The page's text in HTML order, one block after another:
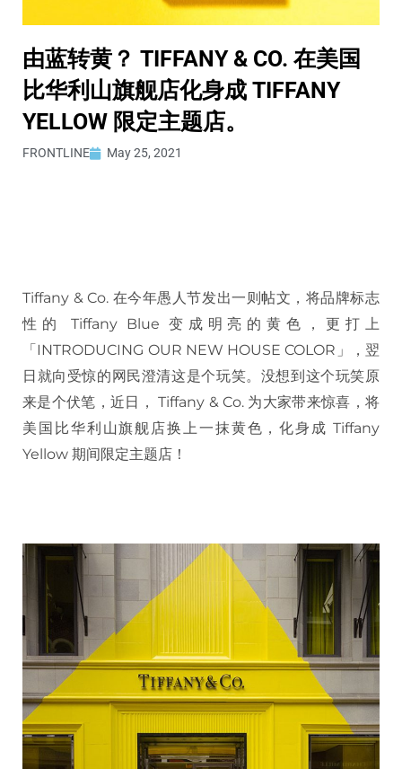
由蓝转黄？ TIFFANY & CO. 在美国
比华利山旗舰店化身成 TIFFANY
YELLOW 限定主题店。
FRONTLINE May 25, 2021
Tiffany & Co. 在今年愚人节发出一则帖文，将品牌标志
性的 Tiffany Blue 变成明亮的黄色，更打上
「INTRODUCING OUR NEW HOUSE COLOR」，翌
日就向受惊的网民澄清这是个玩笑。没想到这个玩笑原
来是个伏笔，近日， Tiffany & Co. 为大家带来惊喜，将
美国比华利山旗舰店换上一抹黄色，化身成 Tiffany
Yellow 期间限定主题店！